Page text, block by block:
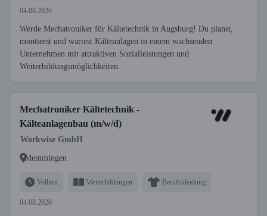
04.08.2026
Werde Mechatroniker für Kältetechnik in Augsburg! Du planst,
montierst und wartest Kälteanlagen in einem wachsenden
Unternehmen mit attraktiven Sozialleistungen und
Weiterbildungsmöglichkeiten.
Mechatroniker Kältetechnik -
Kälteanlagenbau (m/w/d)
Workwise GmbH
Memmingen
Vollzeit Weiterbildungen Berufskleidung
04.08.2026